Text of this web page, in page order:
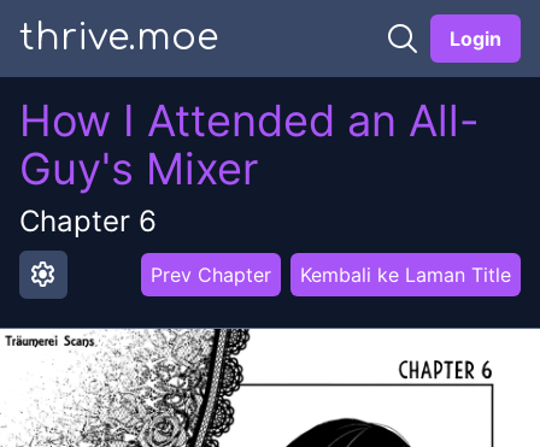
thrive.moe Login
How I Attended an All-
Guy's Mixer
Chapter 6
settings Prev Chapter Kembali ke Laman Title